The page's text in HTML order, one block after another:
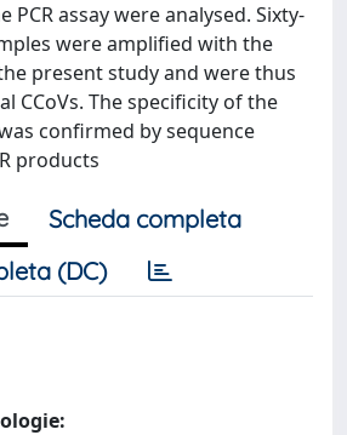
PCR assay were analysed. Sixty-
were amplified with the
present study and were thus
CCoVs. The specificity of the
confirmed by sequence
products
Scheda completa
(DC)